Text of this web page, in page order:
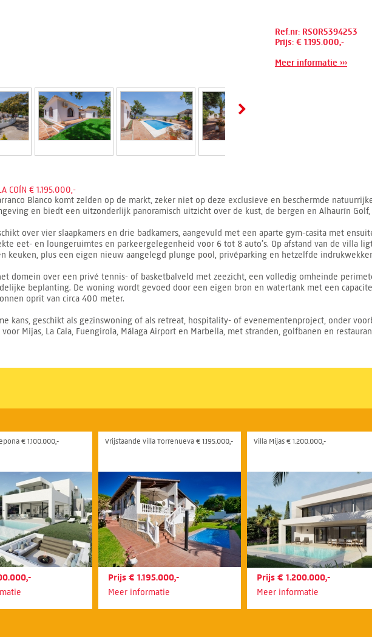
Ref.nr: RSOR5394253
Prijs: € 1.195.000,-
Meer informatie ›››
COÍN € 1.195.000,-
Blanco komt zelden op de markt, zeker niet op deze exclusieve en beschermde
en biedt een uitzonderlijk panoramisch uitzicht over de kust, de bergen en Alhaurín
over vier slaapkamers en drie badkamers, aangevuld met een aparte gym-casita met
eet- en loungeruimtes en parkeergelegenheid voor 6 tot 8 auto’s. Op afstand van de villa
keuken, plus een eigen nieuw aangelegd plunge pool, privéparking en hetzelfde
domein over een privé tennis- of basketbalveld met zeezicht, een volledig omheinde
beplanting. De woning wordt gevoed door een eigen bron en watertank met een
oprit van circa 400 meter.
kans, geschikt als gezinswoning of als retreat, hospitality- of evenementenproject, onder
Mijas, La Cala, Fuengirola, Málaga Airport en Marbella, met stranden, golfbanen en
€ 1.100.000,- Vrijstaande villa Torrenueva € 1.195.000,-
Prijs € 1.195.000,-
Meer informatie
Villa Mijas € 1.200.000,-
Prijs € 1.200.000,-
Meer informatie